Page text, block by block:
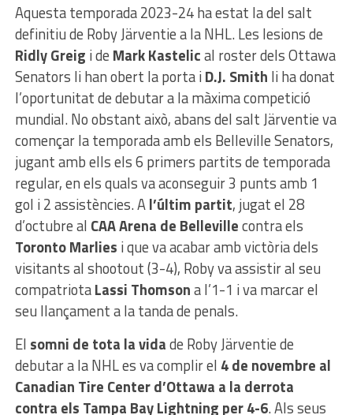
Aquesta temporada 2023-24 ha estat la del salt
definitiu de Roby Järventie a la NHL. Les lesions de
Ridly Greig i de Mark Kastelical roster dels Ottawa
Senators li han obert la porta iD.J. Smith li ha donat
l’oportunitat de debutar a la màxima competició
mundial. No obstant això, abans del salt Järventie va
començar la temporada amb els Belleville Senators,
jugant amb ells els 6 primers partits de temporada
regular, en els quals va aconseguir 3 punts amb 1
gol i 2 assistències. Al’últim partit, jugat el 28
d’octubre al CAA Arena de Bellevillecontra els
Toronto Marlies i que va acabar amb victòria dels
visitants al shootout (3-4), Roby va assistir al seu
compatriotaLassi Thomsona l’1-1 i va marcar el
seu llançament a la tanda de penals.
El somni de tota la vidade Roby Järventie de
debutar a la NHL es va complir el 4 de novembre al
Canadian Tire Center d’Ottawa a la derrota
contra els Tampa Bay Lightning per 4-6. Als seus